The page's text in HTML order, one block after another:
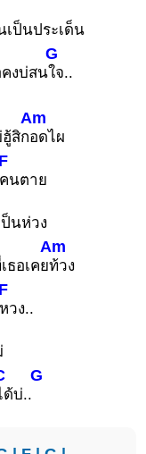
เป็นประเด็น
คงบ่สน
G
ใจ..
สิก
Am
อดไผ
F
คนตาย
ป็นห่วง
ธอเคย
Am
ท้วง
F
วง..
ด้บ่..
G